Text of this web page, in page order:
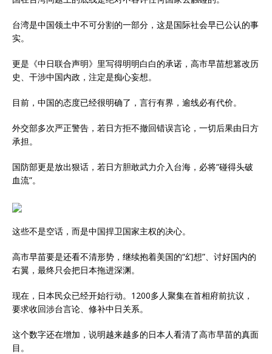
台湾是中国领土中不可分割的一部分，这是国际社会早已公认的事
实。
更是《中日联合声明》里写得明明白白的承诺，高市早苗想篡改历
史、干涉中国内政，注定是痴心妄想。
目前，中国的态度已经很明确了，言行有界，逾线必有代价。
外交部多次严正警告，若日方拒不撤回错误言论，一切后果由日方
承担。
国防部更是放出狠话，若日方胆敢武力介入台海，必将“碰得头破
血流”。
这些不是空话，而是中国捍卫国家主权的决心。
高市早苗要是还看不清形势，继续抱着美国的“幻想”、讨好国内的
右翼，最终只会把日本拖进深渊。
现在，日本民众已经开始行动。1200多人聚集在首相府前抗议，
要求收回涉台言论、修补中日关系。
这个数字还在增加，说明越来越多的日本人看清了高市早苗的真面
目。